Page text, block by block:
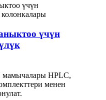
үчүн
HPLC,
менен